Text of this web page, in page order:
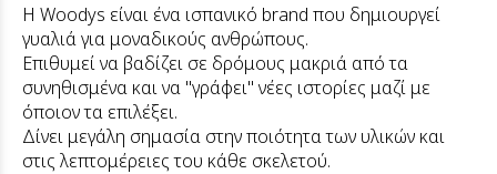
Η Woodys είναι ένα ισπανικό brand που δημιουργεί
γυαλιά για μοναδικούς ανθρώπους.
Επιθυμεί να βαδίζει σε δρόμους μακριά από τα
συνηθισμένα και να "γράφει" νέες ιστορίες μαζί με
όποιον τα επιλέξει.
Δίνει μεγάλη σημασία στην ποιότητα των υλικών και
στις λεπτομέρειες του κάθε σκελετού.